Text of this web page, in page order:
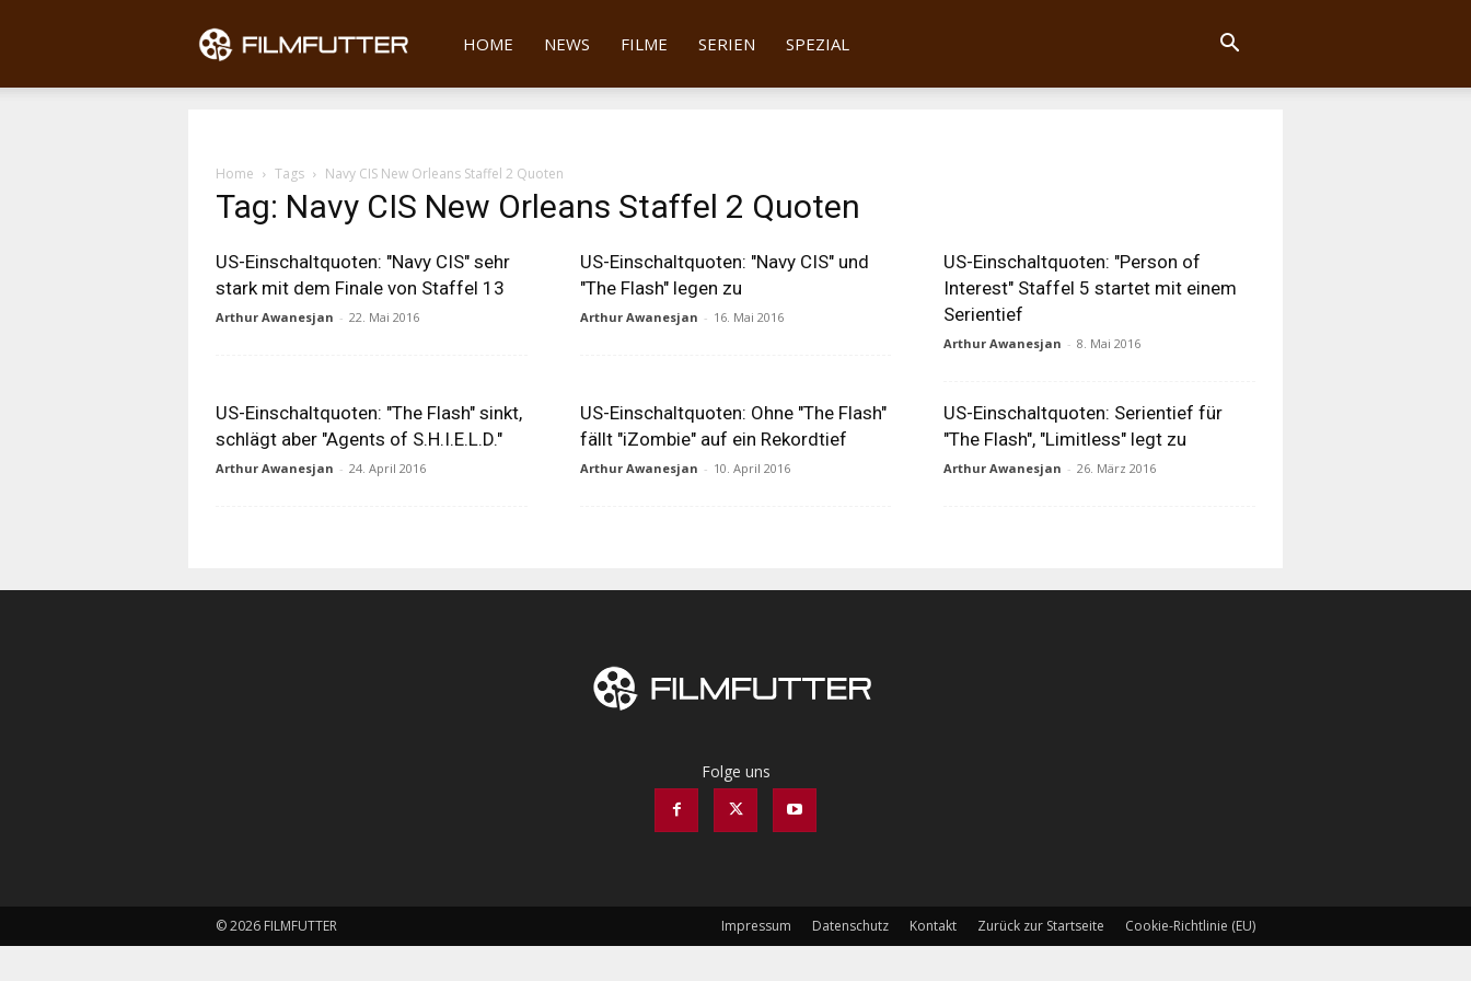
Filmfutter
HOME NEWS FILME SERIEN SPEZIAL
Home Tags Navy CIS New Orleans Staffel 2 Quoten
Tag: Navy CIS New Orleans Staffel 2 Quoten
US-Einschaltquoten: "Navy CIS" sehr
stark mit dem Finale von Staffel 13
Arthur Awanesjan - 22. Mai 2016
US-Einschaltquoten: "Navy CIS" und
"The Flash" legen zu
Arthur Awanesjan - 16. Mai 2016
US-Einschaltquoten: "Person of
Interest" Staffel 5 startet mit einem
Serientief
Arthur Awanesjan - 8. Mai 2016
US-Einschaltquoten: "The Flash" sinkt,
schlägt aber "Agents of S.H.I.E.L.D."
Arthur Awanesjan - 24. April 2016
US-Einschaltquoten: Ohne "The Flash"
fällt "iZombie" auf ein Rekordtief
Arthur Awanesjan - 10. April 2016
US-Einschaltquoten: Serientief für
"The Flash", "Limitless" legt zu
Arthur Awanesjan - 26. März 2016
Folge uns
Impressum Datenschutz Kontakt Zurück zur Startseite Cookie-Richtlinie (EU)
© 2026 FILMFUTTER